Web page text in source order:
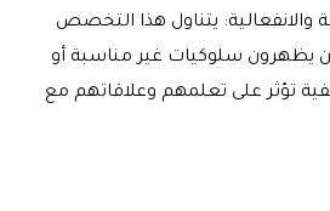
والانفعالية: يتناول هذا التخصص
يظهرون سلوكيات غير مناسبة أو
تؤثر على تعلمهم وعلاقاتهم مع